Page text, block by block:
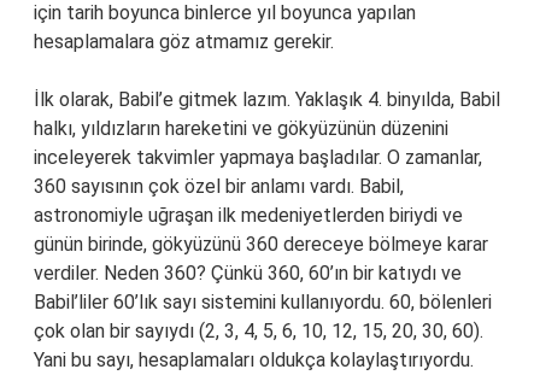
için tarih boyunca binlerce yıl boyunca yapılan
hesaplamalara göz atmamız gerekir.
İlk olarak, Babil’e gitmek lazım. Yaklaşık 4. binyılda, Babil
halkı, yıldızların hareketini ve gökyüzünün düzenini
inceleyerek takvimler yapmaya başladılar. O zamanlar,
360 sayısının çok özel bir anlamı vardı. Babil,
astronomiyle uğraşan ilk medeniyetlerden biriydi ve
günün birinde, gökyüzünü 360 dereceye bölmeye karar
verdiler. Neden 360? Çünkü 360, 60’ın bir katıydı ve
Babil’liler 60’lık sayı sistemini kullanıyordu. 60, bölenleri
çok olan bir sayıydı (2, 3, 4, 5, 6, 10, 12, 15, 20, 30, 60).
Yani bu sayı, hesaplamaları oldukça kolaylaştırıyordu.